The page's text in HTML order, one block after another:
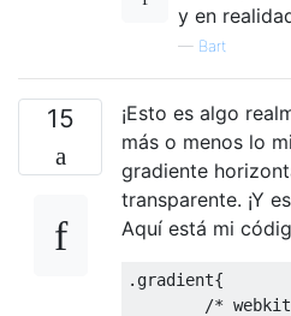
y en
— Bart
15
¡Esto es algo
más o menos lo
gradiente
transparente. ¡Y
Aquí está mi
. gradient{
/*